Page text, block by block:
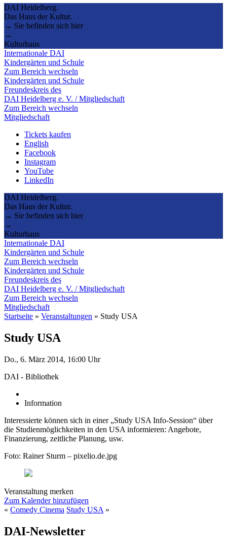
DAI Heidelberg.
Das Haus der Kultur.
→ Sie befinden sich hier
→
Kulturhaus
Internationale DAI
Kindergärten und Schule
Zum Bereich wechseln
Kindergärten und Schule
Freundeskreis des
DAI Heidelberg e. V. / Mitgliedschaft
Zum Bereich wechseln
Mitgliedschaft
Tickets kaufen
English
Facebook
Instagram
YouTube
LinkedIn
DAI Heidelberg.
Das Haus der Kultur.
→ Sie befinden sich hier
→
Kulturhaus
Internationale DAI
Kindergärten und Schule
Zum Bereich wechseln
Kindergärten und Schule
Freundeskreis des
DAI Heidelberg e. V. / Mitgliedschaft
Zum Bereich wechseln
Mitgliedschaft
Startseite » Veranstaltungen » Study USA
Study USA
Do., 6. März 2014, 16:00 Uhr
DAI - Bibliothek
Information
Interessierte können sich in einer „Study USA Info-Session“ über
die Studienmöglichkeiten in den USA informieren: Angebote,
Finanzierung, zeitliche Planung, usw.
Foto: Rainer Sturm – pixelio.de.jpg
Veranstaltung merken
Zum Kalender hinzufügen
« Comedy Cinema Study USA »
DAI-Newsletter